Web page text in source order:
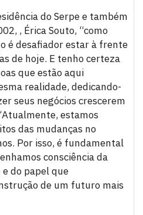
do Serpe e também
, Érica Souto, “como
é desafiador estar à frente
de hoje. E tenho certeza
que estão aqui
realidade, dedicando-
seus negócios crescerem
estamos
das mudanças no
Por isso, é fundamental
consciência da
do papel que
de um futuro mais